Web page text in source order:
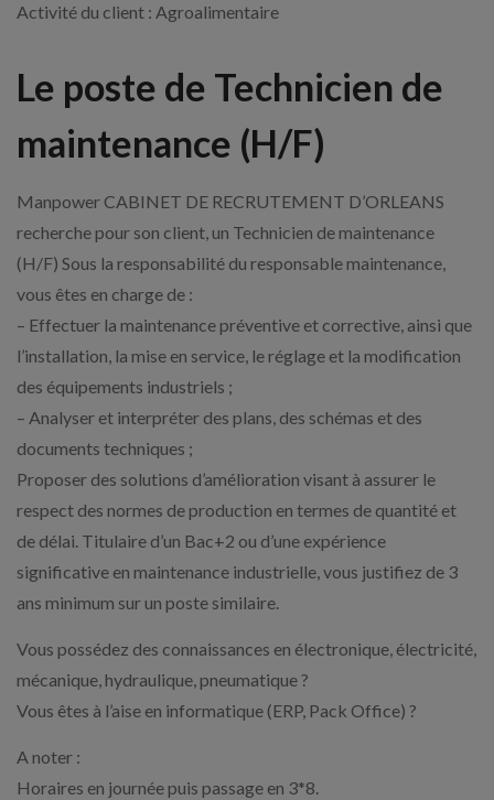
Activité du client : Agroalimentaire
Le poste de Technicien de
maintenance (H/F)
Manpower CABINET DE RECRUTEMENT D’ORLEANS
recherche pour son client, un Technicien de maintenance
(H/F) Sous la responsabilité du responsable maintenance,
vous êtes en charge de :
– Effectuer la maintenance préventive et corrective, ainsi que
l’installation, la mise en service, le réglage et la modification
des équipements industriels ;
– Analyser et interpréter des plans, des schémas et des
documents techniques ;
Proposer des solutions d’amélioration visant à assurer le
respect des normes de production en termes de quantité et
de délai. Titulaire d’un Bac+2 ou d’une expérience
significative en maintenance industrielle, vous justifiez de 3
ans minimum sur un poste similaire.
Vous possédez des connaissances en électronique, électricité,
mécanique, hydraulique, pneumatique ?
Vous êtes à l’aise en informatique (ERP, Pack Office) ?
A noter :
Horaires en journée puis passage en 3*8.